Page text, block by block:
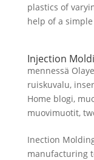
plastics of
help of a simple
Injection
mennessä
ruiskuvalu,
Home blogi,
muovimuotit,
Inection
manufacturing